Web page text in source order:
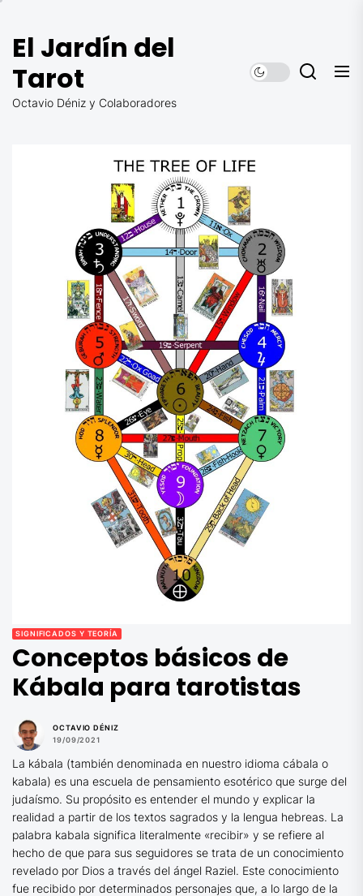
contenido
El Jardín del
Tarot
Octavio Déniz y Colaboradores
SIGNIFICADOS Y TEORÍA
Conceptos básicos de
Kábala para tarotistas
OCTAVIO DÉNIZ
19/09/2021
La kábala (también denominada en nuestro idioma cábala o
kabala) es una escuela de pensamiento esotérico que surge del
judaísmo. Su propósito es entender el mundo y explicar la
realidad a partir de los textos sagrados y la lengua hebreas. La
palabra kabala significa literalmente «recibir» y se refiere al
hecho de que para sus seguidores se trata de un conocimiento
revelado por Dios a través del ángel Raziel. Este conocimiento
fue recibido por determinados personajes que, a lo largo de la